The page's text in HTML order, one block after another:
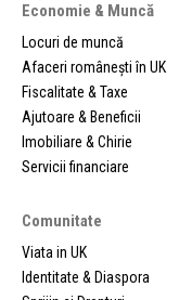
Economie & Muncă
Locuri de muncă
Afaceri românești în UK
Fiscalitate & Taxe
Ajutoare & Beneficii
Imobiliare & Chirie
Servicii financiare
Comunitate
Viata in UK
Identitate & Diaspora